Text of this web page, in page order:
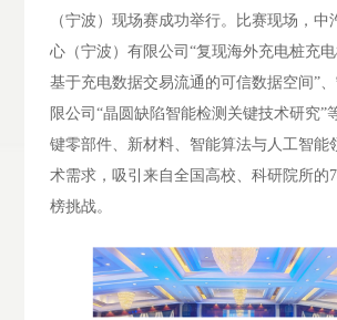
（宁波）现场赛成功举行。比赛现场，中
心（宁波）有限公司“复现海外充电桩充
基于充电数据交易流通的可信数据空间”、
限公司 “晶圆缺陷智能检测关键技术研究”
键零部件、新材料、智能算法与人工智能
术需求，吸引来自全国高校、科研院所的
榜挑战。